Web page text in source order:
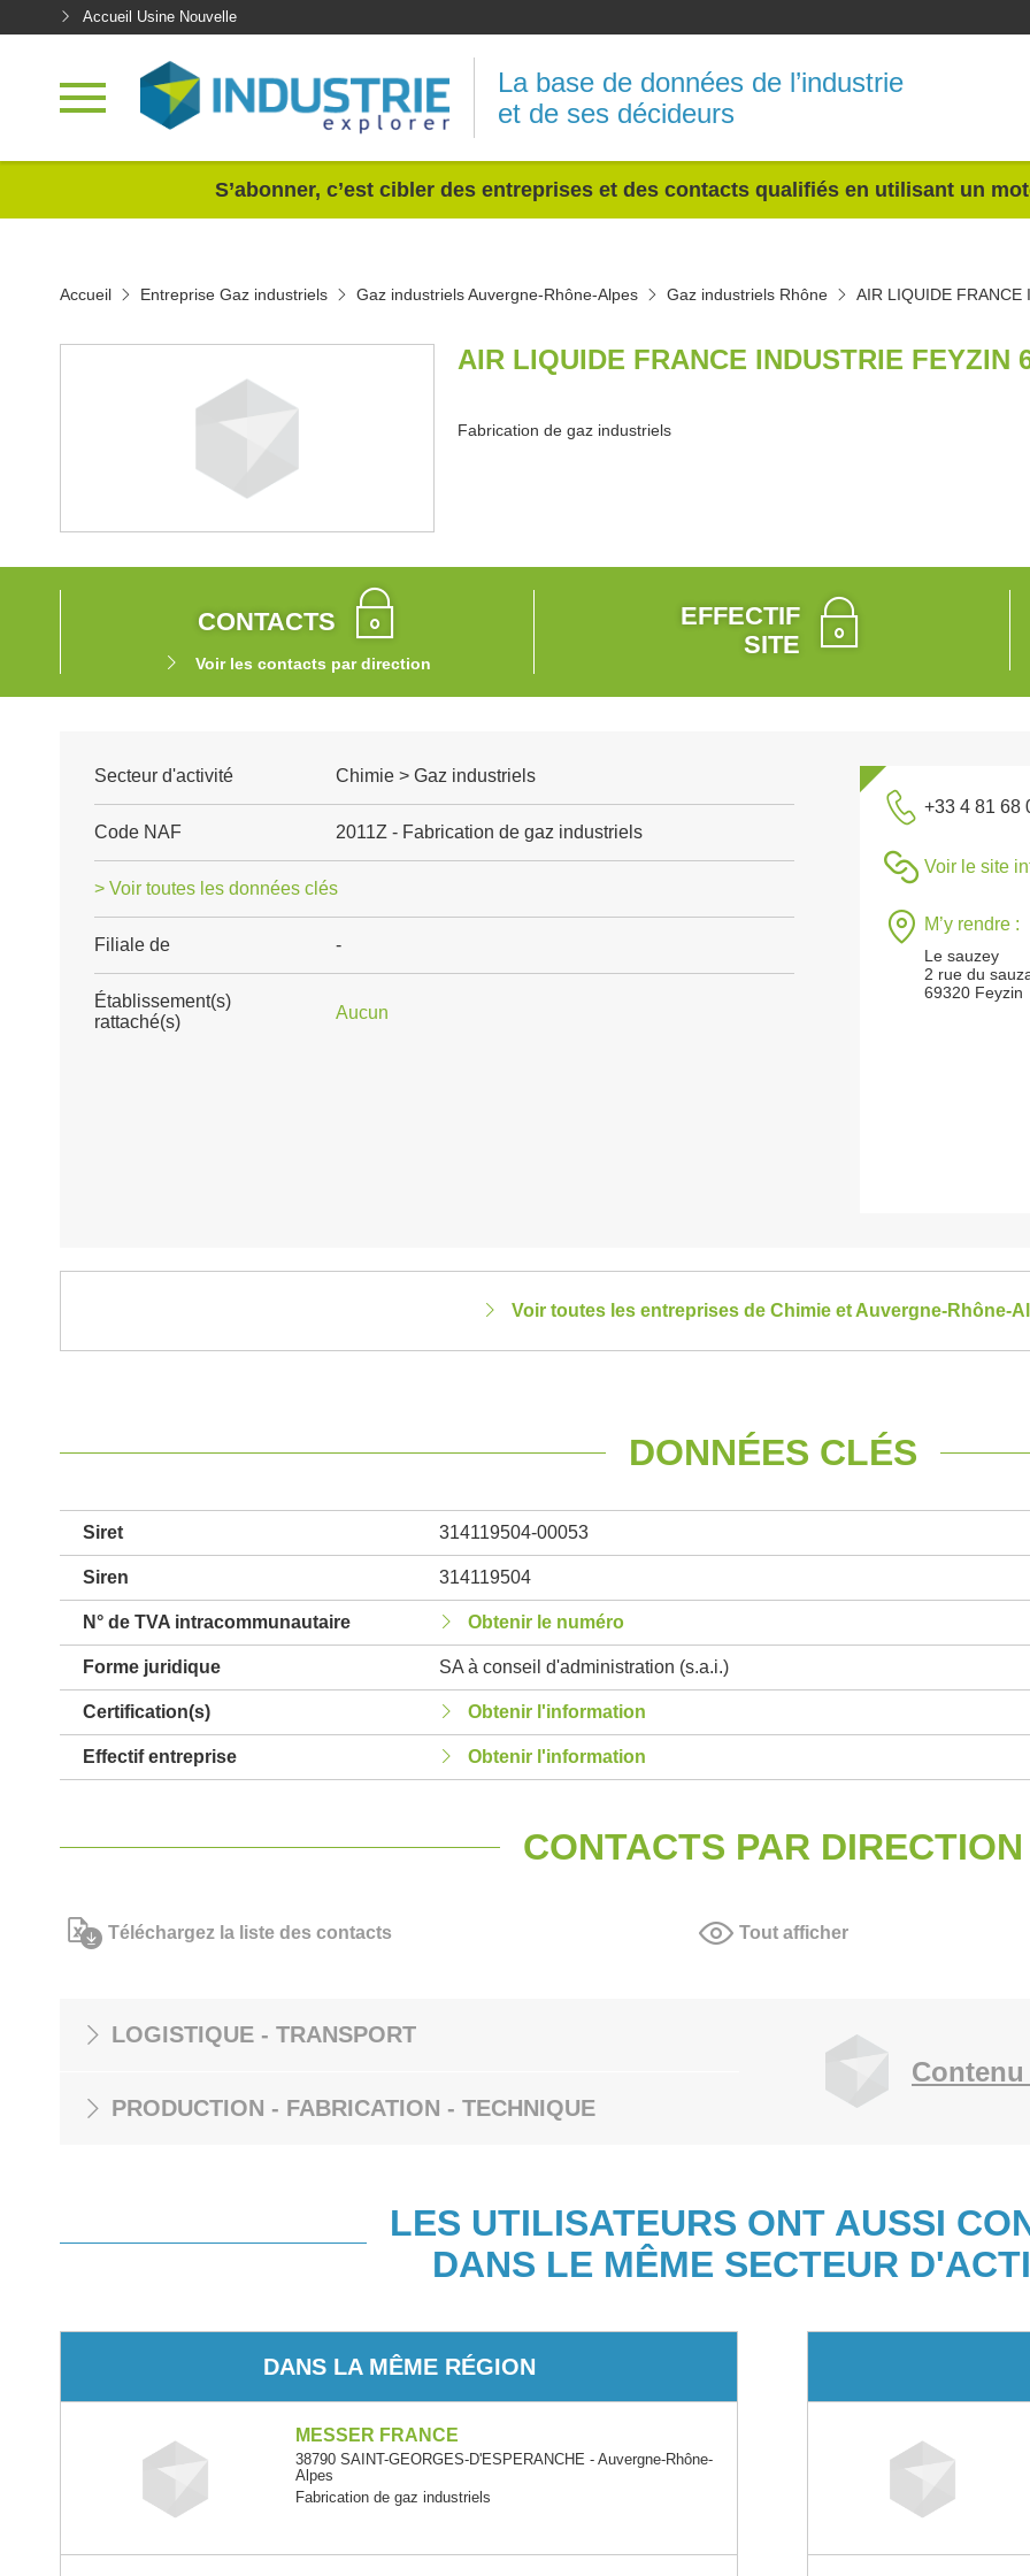
Accueil Usine Nouvelle
La base de données de l’industrie
et de ses décideurs
S’abonner, c’est cibler des entreprises et des contacts qualifiés en utilisant un
Accueil Entreprise Gaz industriels Gaz industriels Auvergne-Rhône-Alpes Gaz industriels Rhône AIR LIQUIDE FRANCE
AIR LIQUIDE FRANCE INDUSTRIE FEYZIN
Fabrication de gaz industriels
CONTACTS
Voir les contacts par direction
EFFECTIF
SITE
Secteur d'activité Chimie > Gaz industriels
Code NAF 2011Z - Fabrication de gaz industriels
> Voir toutes les données clés
Filiale de -
Établissement(s)
rattaché(s)
Aucun
+33 4 81 68
Voir le site
M’y rendre :
Le sauzey
2 rue du
69320 Feyzin
Voir toutes les entreprises de Chimie et Auvergne-Rhône-
DONNÉES CLÉS
Siret 314119504-00053
Siren 314119504
N° de TVA intracommunautaire Obtenir le numéro
Forme juridique SA à conseil d'administration (s.a.i.)
Certification(s) Obtenir l'information
Effectif entreprise Obtenir l'information
CONTACTS PAR DIRECTION
Téléchargez la liste des contacts Tout afficher
LOGISTIQUE - TRANSPORT
PRODUCTION - FABRICATION - TECHNIQUE
LES UTILISATEURS ONT AUSSI
DANS LE MÊME SECTEUR
DANS LA MÊME RÉGION
MESSER FRANCE
38790 SAINT-GEORGES-D'ESPERANCHE - Auvergne-Rhône-
Alpes
Fabrication de gaz industriels